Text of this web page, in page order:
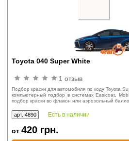
Toyota 040 Super White
1 отзыв
Подбор краски для автомобиля по коду Toyota
компьютерный подбор в системах Easicoat,
подбор краски во флакон или аэрозольный
арт. 4890 Есть в наличии
от 420 грн.